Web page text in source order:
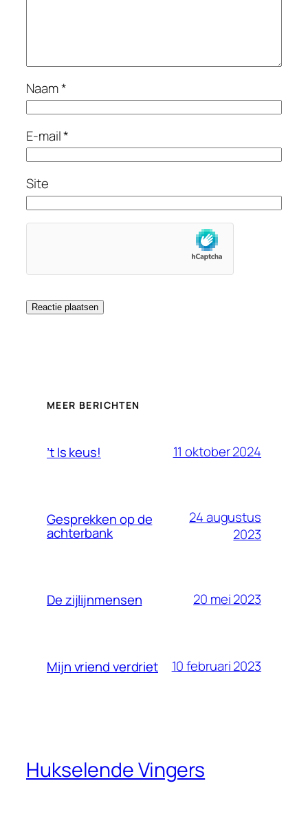
Naam*
E-mail*
Site
MEER BERICHTEN
’t Is keus! 11 oktober 2024
Gesprekken op de
achterbank
24 augustus
2023
De zijlijnmensen 20 mei 2023
Mijn vriend verdriet 10 februari 2023
Hukselende Vingers